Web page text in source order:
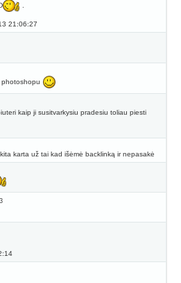
21:06:27
kaip ji susitvarkysiu pradesiu toliau piesti
karta už tai kad išėmė backlinką ir nepasakė